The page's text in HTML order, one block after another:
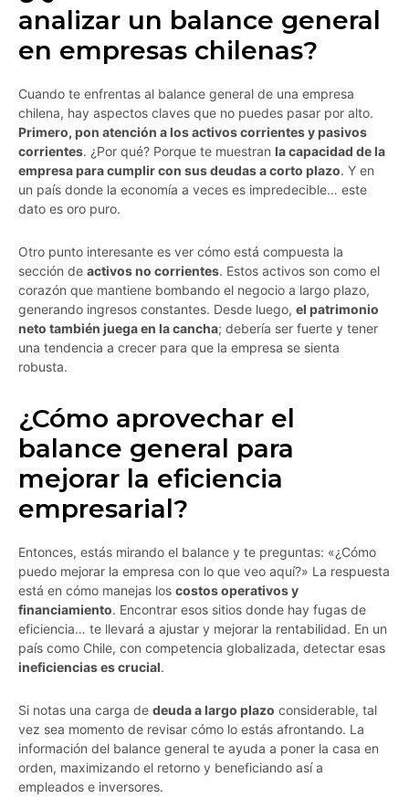
analizar un balance general
en empresas chilenas?
Cuando te enfrentas al balance general de una empresa
chilena, hay aspectos claves que no puedes pasar por alto.
Primero, pon atención a los activos corrientes y pasivos
corrientes. ¿Por qué? Porque te muestran la capacidad de la
empresa para cumplir con sus deudas a corto plazo. Y en
un país donde la economía a veces es impredecible… este
dato es oro puro.
Otro punto interesante es ver cómo está compuesta la
sección de activos no corrientes. Estos activos son como el
corazón que mantiene bombando el negocio a largo plazo,
generando ingresos constantes. Desde luego, el patrimonio
neto también juega en la cancha; debería ser fuerte y tener
una tendencia a crecer para que la empresa se sienta
robusta.
¿Cómo aprovechar el
balance general para
mejorar la eficiencia
empresarial?
Entonces, estás mirando el balance y te preguntas: «¿Cómo
puedo mejorar la empresa con lo que veo aquí?» La respuesta
está en cómo manejas los costos operativos y
financiamiento. Encontrar esos sitios donde hay fugas de
eficiencia… te llevará a ajustar y mejorar la rentabilidad. En un
país como Chile, con competencia globalizada, detectar esas
ineficiencias es crucial.
Si notas una carga de deuda a largo plazo considerable, tal
vez sea momento de revisar cómo lo estás afrontando. La
información del balance general te ayuda a poner la casa en
orden, maximizando el retorno y beneficiando así a
empleados e inversores.